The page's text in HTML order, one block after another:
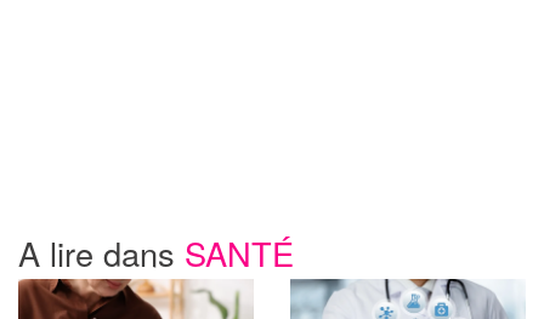
A lire dans SANTÉ